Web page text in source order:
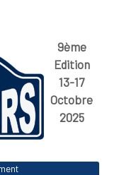
9ème
Edition
13-17
Octobre
2025